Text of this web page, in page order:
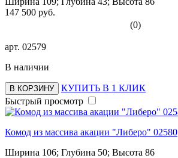
147 500 руб.
(0)
арт. 02579
В наличии
В КОРЗИНУ
КУПИТЬ В 1 КЛИК
Быстрый просмотр
Комод из массива акации "Либеро" 02580
Ширина 106; Глубина 50; Высота 86